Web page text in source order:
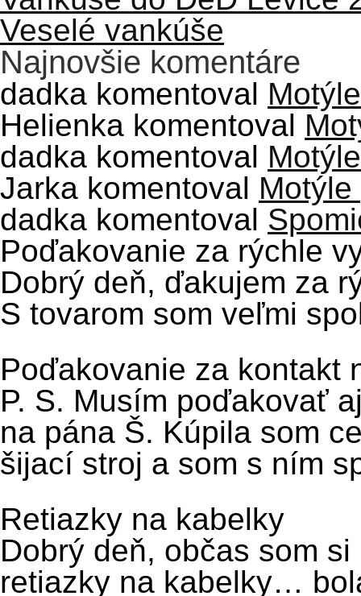
Veselé vankúše
Najnovšie komentáre
dadka komentoval
Helienka komentoval
dadka komentoval
Jarka komentoval
dadka komentoval
Poďakovanie za rýchle
Dobrý deň, ďakujem za
S tovarom som veľmi
Poďakovanie za kontakt
P. S. Musím poďakovať
na pána Š. Kúpila som
šijací stroj a som s ním
Retiazky na kabelky
Dobrý deň, občas som
retiazky na kabelky…